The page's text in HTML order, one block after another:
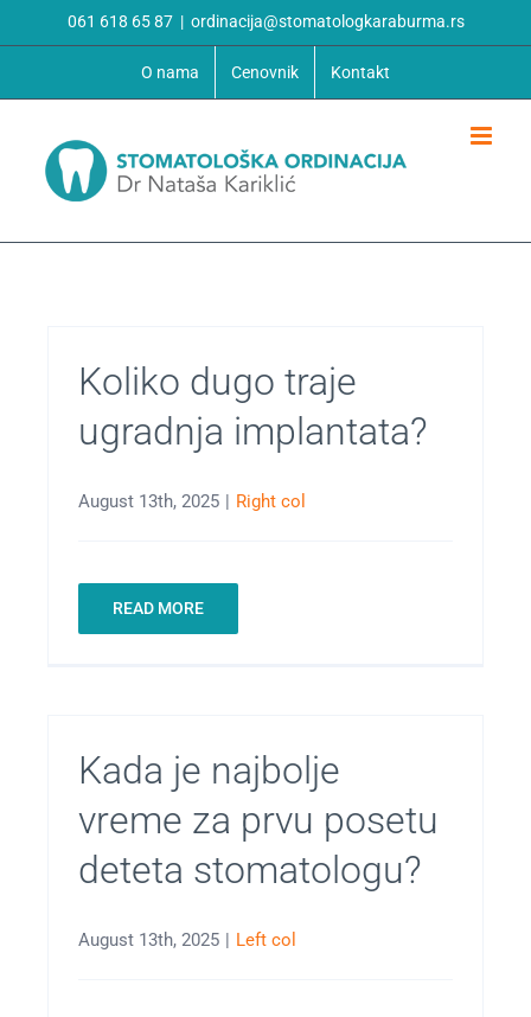
to
061 618 65 87 | ordinacija@stomatologkaraburma.rs
O nama Cenovnik Kontakt
Koliko dugo traje
ugradnja implantata?
August 13th, 2025 | Right col
READ MORE
Kada je najbolje
vreme za prvu posetu
deteta stomatologu?
August 13th, 2025 | Left col